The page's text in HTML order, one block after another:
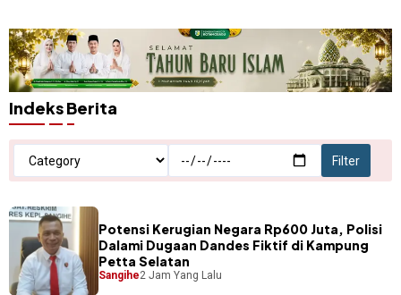
Indeks Berita
Potensi Kerugian Negara Rp600 Juta, Polisi
Dalami Dugaan Dandes Fiktif di Kampung
Petta Selatan
Sangihe2 Jam Yang Lalu